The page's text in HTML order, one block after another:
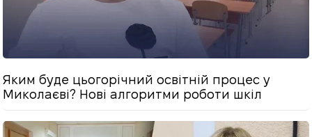
Яким буде цьогорічний освітній процес у
Миколаєві? Нові алгоритми роботи шкіл